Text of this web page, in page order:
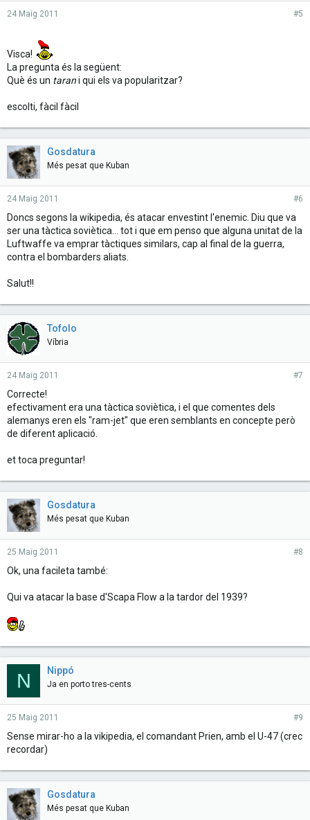
24 Maig 2011 #5
Visca!
La pregunta és la següent:
Què és un tarani qui els va popularitzar?
escolti, fàcil fàcil
Gosdatura
Més pesat que Kuban
24 Maig 2011 #6
Doncs segons la wikipedia, és atacar envestint l'enemic. Diu que va
ser una tàctica soviètica... tot i que em penso que alguna unitat de la
Luftwaffe va emprar tàctiques similars, cap al final de la guerra,
contra el bombarders aliats.
Salut!!
Tofolo
Víbria
24 Maig 2011 #7
Correcte!
efectivament era una tàctica soviètica, i el que comentes dels
alemanys eren els "ram-jet" que eren semblants en concepte però
de diferent aplicació.
et toca preguntar!
Gosdatura
Més pesat que Kuban
25 Maig 2011 #8
Ok, una facileta també:
Qui va atacar la base d'Scapa Flow a la tardor del 1939?
N Nippó
Ja en porto tres-cents
25 Maig 2011 #9
Sense mirar-ho a la vikipedia, el comandant Prien, amb el U-47 (crec
recordar)
Gosdatura
Més pesat que Kuban